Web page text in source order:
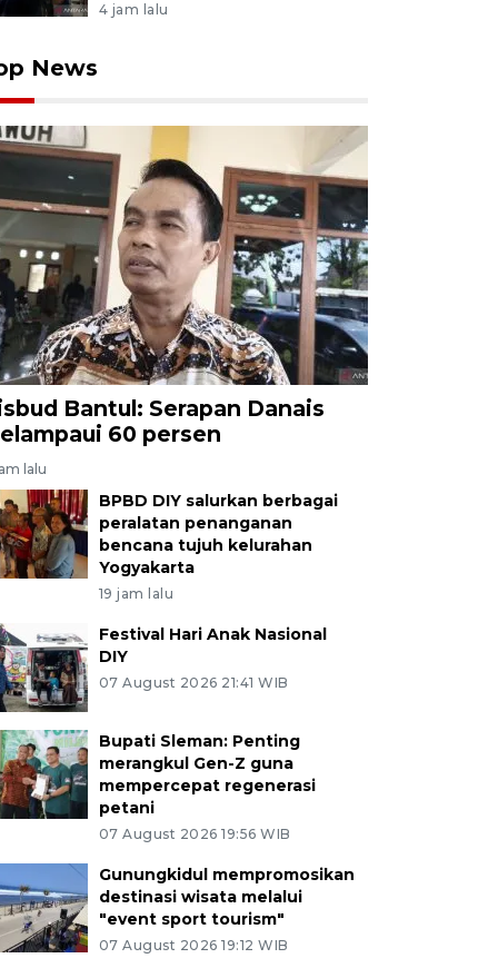
4 jam lalu
News
Bantul: Serapan Danais
60 persen
lalu
BPBD DIY salurkan berbagai
peralatan penanganan
bencana tujuh kelurahan
Yogyakarta
19 jam lalu
Festival Hari Anak Nasional
DIY
07 August 2026 21:41 WIB
Bupati Sleman: Penting
merangkul Gen-Z guna
mempercepat regenerasi
petani
07 August 2026 19:56 WIB
Gunungkidul mempromosikan
destinasi wisata melalui
"event sport tourism"
07 August 2026 19:12 WIB